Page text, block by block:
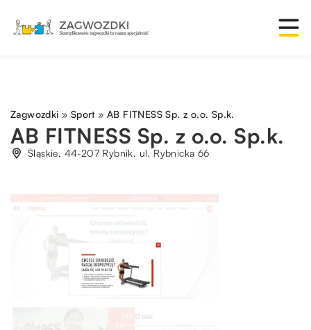
Zagwozdki » Sport»AB FITNESS Sp. z o.o. Sp.k.
AB FITNESS Sp. z o.o. Sp.k.
Śląskie, 44-207 Rybnik, ul. Rybnicka 66